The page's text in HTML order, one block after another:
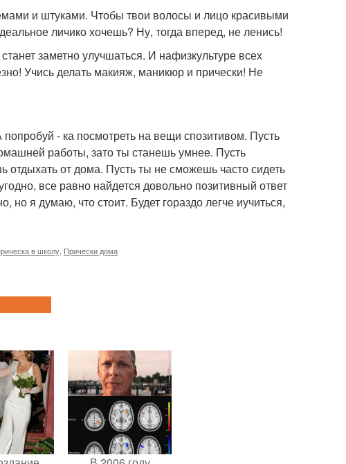
и штуками. Чтобы твои волосы и лицо красивыми
личико хочешь? Ну, тогда вперед, не ленись!
заметно улучшаться. И нафизкультуре всех
Учись делать макияж, маникюр и прически! Не
- ка посмотреть на вещи спозитивом. Пусть
работы, зато ты станешь умнее. Пусть
отдыхать от дома. Пусть ты не сможешь часто сидеть
все равно найдется довольно позитивный ответ
я думаю, что стоит. Будет гораздо легче иучиться,
в школу Прически дома